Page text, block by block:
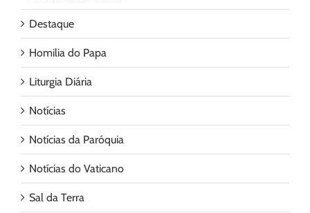
Destaque
Homilia do Papa
Liturgia Diária
Notícias
Notícias da Paróquia
Notícias do Vaticano
Sal da Terra